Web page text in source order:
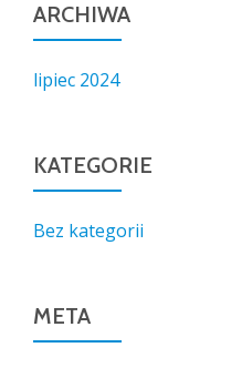
ARCHIWA
lipiec 2024
KATEGORIE
Bez kategorii
META